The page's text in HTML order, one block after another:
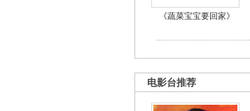
《蔬菜宝宝要回家》
电影台推荐